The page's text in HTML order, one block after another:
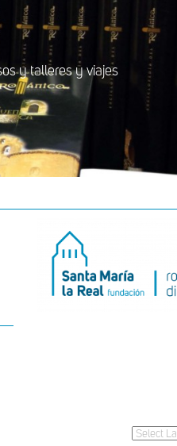
y talleres y viajes